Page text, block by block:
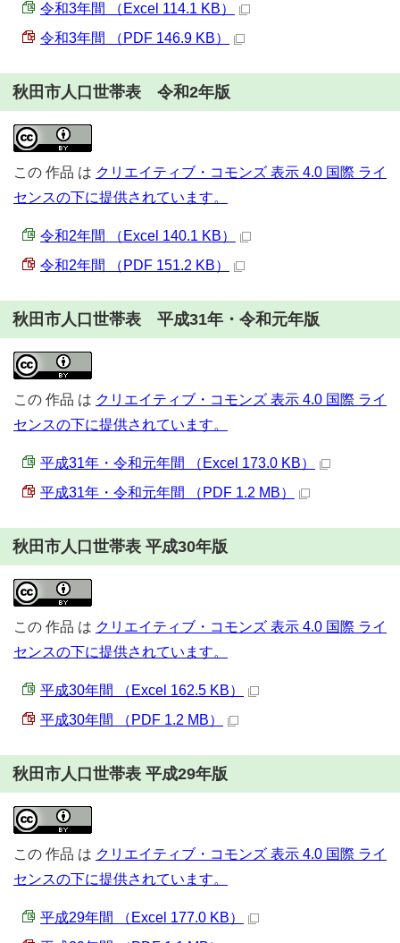
令和3年間 （Excel 114.1 KB）
令和3年間 （PDF 146.9 KB）
秋田市人口世帯表 令和2年版
この 作品 は クリエイティブ・コモンズ 表示 4.0 国際 ライ
センスの下に提供されています。
令和2年間 （Excel 140.1 KB）
令和2年間 （PDF 151.2 KB）
秋田市人口世帯表 平成31年・令和元年版
この 作品 は クリエイティブ・コモンズ 表示 4.0 国際 ライ
センスの下に提供されています。
平成31年・令和元年間 （Excel 173.0 KB）
平成31年・令和元年間 （PDF 1.2 MB）
秋田市人口世帯表 平成30年版
この 作品 は クリエイティブ・コモンズ 表示 4.0 国際 ライ
センスの下に提供されています。
平成30年間 （Excel 162.5 KB）
平成30年間 （PDF 1.2 MB）
秋田市人口世帯表 平成29年版
この 作品 は クリエイティブ・コモンズ 表示 4.0 国際 ライ
センスの下に提供されています。
平成29年間 （Excel 177.0 KB）